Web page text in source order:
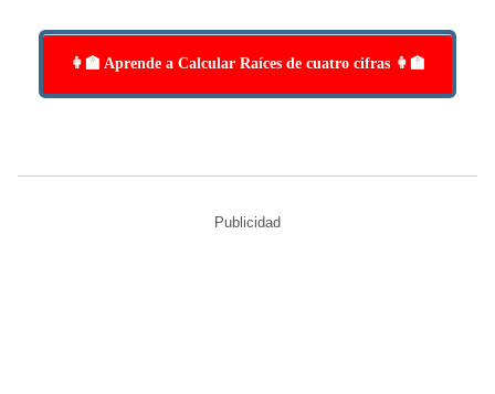
👩‍🏫 Aprende a Calcular Raíces de cuatro cifras 👩‍🏫
Publicidad